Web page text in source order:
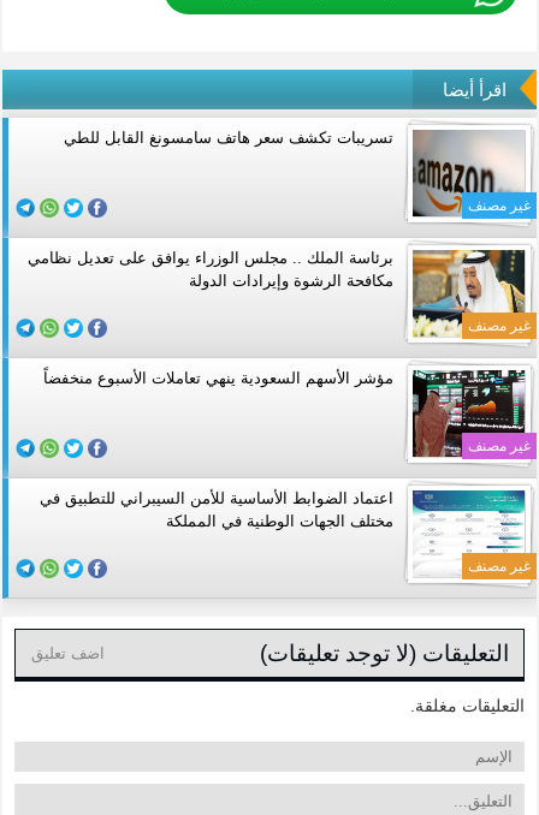
اقرأ أيضا
غير مصنف
تسريبات تكشف سعر هاتف سامسونغ القابل للطي
غير مصنف
برئاسة الملك .. مجلس الوزراء يوافق على تعديل نظامي
مكافحة الرشوة وإيرادات الدولة
غير مصنف
مؤشر الأسهم السعودية ينهي تعاملات الأسبوع منخفضاً
غير مصنف
اعتماد الضوابط الأساسية للأمن السيبراني للتطبيق في
مختلف الجهات الوطنية في المملكة
التعليقات (لا توجد تعليقات) اضف تعليق
التعليقات مغلقة.